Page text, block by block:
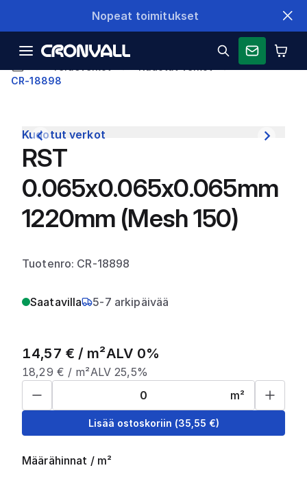
Nopeat toimitukset
CR-18898
Kudotut verkot
RST
0.065x0.065x0.065mm
1220mm (Mesh 150)
Tuotenro: CR-18898
Saatavilla 5-7 arkipäivää
14,57 € / m²ALV 0%
18,29 € / m²ALV 25,5%
m²
Lisää ostoskoriin (35,55 €)
Määrähinnat / m²